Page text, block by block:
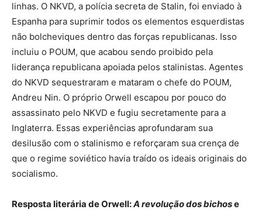
linhas. O NKVD, a polícia secreta de Stalin, foi enviado à
Espanha para suprimir todos os elementos esquerdistas
não bolcheviques dentro das forças republicanas. Isso
incluiu o POUM, que acabou sendo proibido pela
liderança republicana apoiada pelos stalinistas. Agentes
do NKVD sequestraram e mataram o chefe do POUM,
Andreu Nin. O próprio Orwell escapou por pouco do
assassinato pelo NKVD e fugiu secretamente para a
Inglaterra. Essas experiências aprofundaram sua
desilusão com o stalinismo e reforçaram sua crença de
que o regime soviético havia traído os ideais originais do
socialismo.
Resposta literária de Orwell:A revolução dos bichose